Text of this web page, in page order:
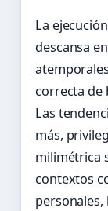
La
descansa
correcta de
Las
más,
milimétrica
contextos
personales,